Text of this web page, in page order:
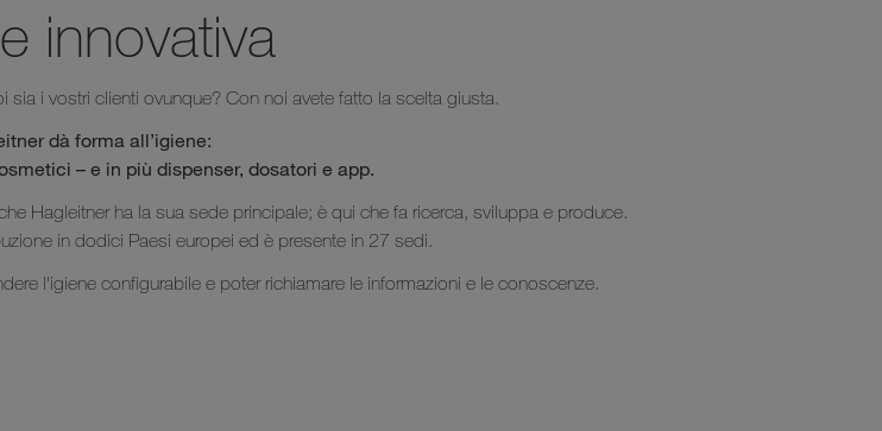
innovativa
sia i vostri clienti ovunque? Con noi avete fatto la scelta giusta.
dà forma all’igiene:
– e in più dispenser, dosatori e app.
Hagleitner ha la sua sede principale; è qui che fa ricerca, sviluppa e produce.
in dodici Paesi europei ed è presente in 27 sedi.
l'igiene configurabile e poter richiamare le informazioni e le conoscenze.